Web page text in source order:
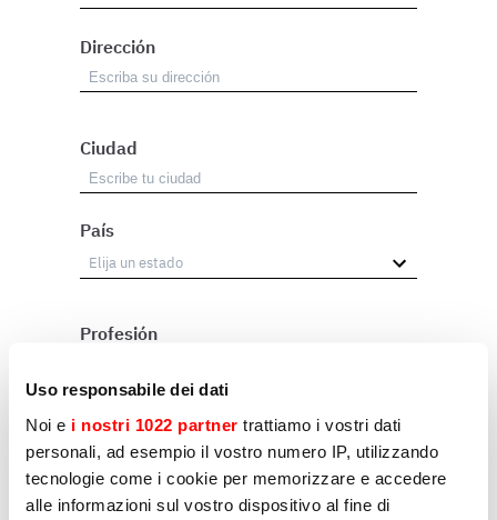
Uso responsabile dei dati
Noi e i nostri 1022 partner trattiamo i vostri dati
personali, ad esempio il vostro numero IP, utilizzando
tecnologie come i cookie per memorizzare e accedere
alle informazioni sul vostro dispositivo al fine di
Dirección
Ciudad
País
Profesión
Usuario